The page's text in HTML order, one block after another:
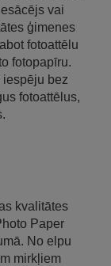
vai
ģimenes
fotoattēlu
fotopapīru.
iespēju bez
fotoattēlus,
kvalitātes
Paper
No elpu
mirkļiem